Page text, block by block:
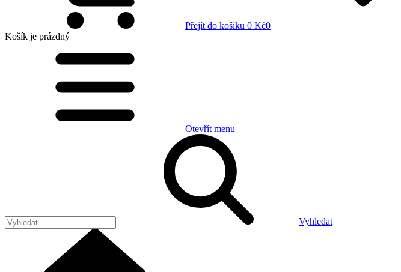
Přejít do košíku 0 Kč0
Košík je prázdný
Otevřít menu
Vyhledat